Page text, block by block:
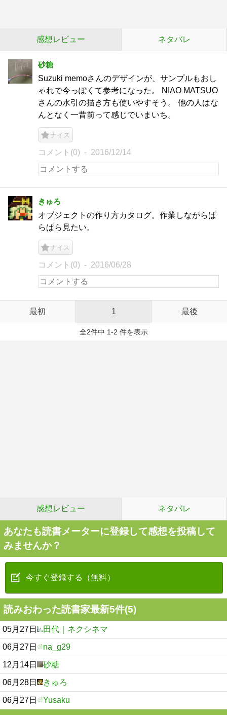
感想レビュー ネタバレ
砂糖
Suzuki memoさんのデザインが、サンプルもおし
ゃれで今っぽくて参考になった。 NIAO MATSUO
さんの水引の描き方も使いやすそう。 他の人はな
んとなく一昔前って感じでいまいち。
ナイス
コメント(0) 2016/12/14
きゅろ
オブジェクトの作り方カタログ。作業しながらぱ
らぱら見たい。
ナイス
コメント(0) 2016/06/28
最初 1 最後
全2件中 1-2 件を表示
感想レビュー ネタバレ
あなたも読書メーターに登録して感想を投稿して
みませんか？
今すぐ登録する（無料）
読みおわった読書家最新5件(5)
05月27日 田代｜ネクシネマ
06月27日 na_g29
12月14日 砂糖
06月28日 きゅろ
06月27日 Yusaku